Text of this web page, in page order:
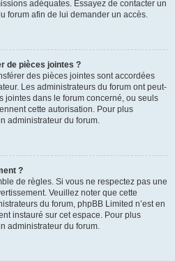
adéquates. Essayez de contacter un
forum afin de lui demander un accès.
de pièces jointes ?
des pièces jointes sont accordées
Les administrateurs du forum ont peut-
jointes dans le forum concerné, ou seuls
cette autorisation. Pour plus
administrateur du forum.
?
de règles. Si vous ne respectez pas une
Veuillez noter que cette
du forum, phpBB Limited n’est en
instauré sur cet espace. Pour plus
administrateur du forum.